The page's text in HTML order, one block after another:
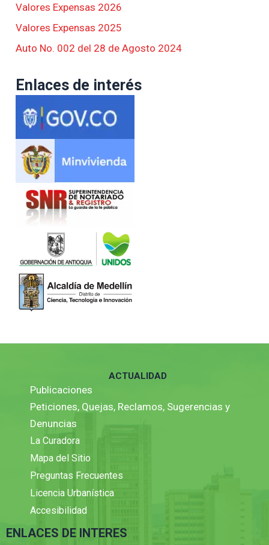
Valores Expensas 2026
Valores Expensas 2025
Auto No. 002 del 28 de Agosto 2024
Enlaces de interés
ACTUALIDAD
Publicaciones
Peticiones, Quejas, Reclamos, Sugerencias y
Denuncias
La Curadora
Mapa del Sitio
Preguntas Frecuentes
Licencia Urbanística
Accesibilidad
ENLACES DE INTERES